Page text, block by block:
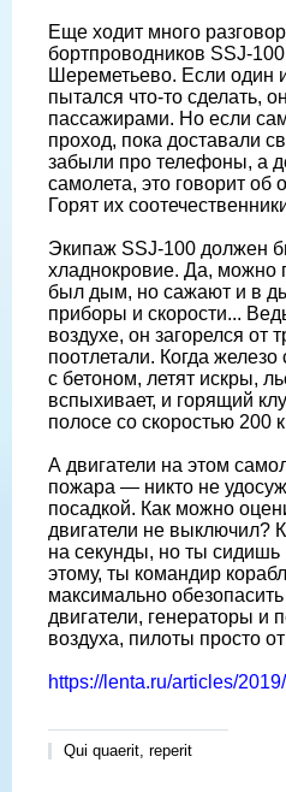
Еще ходит много
бортпроводников SSJ-
Шереметьево. Если один
пытался что-то сделать,
пассажирами. Но если
проход, пока доставали
забыли про телефоны, а
самолета, это говорит об
Горят их
Экипаж SSJ-100 должен
хладнокровие. Да, можно
был дым, но сажают и в
приборы и скорости...
воздухе, он загорелся от
поотлетали. Когда
с бетоном, летят искры,
вспыхивает, и горящий
полосе со скоростью 200
А двигатели на этом
пожара — никто не
посадкой. Как можно
двигатели не выключил?
на секунды, но ты сидишь
этому, ты командир
максимально
двигатели, генераторы и
воздуха, пилоты просто
https://lenta.ru/articles/
Qui quaerit, reperit